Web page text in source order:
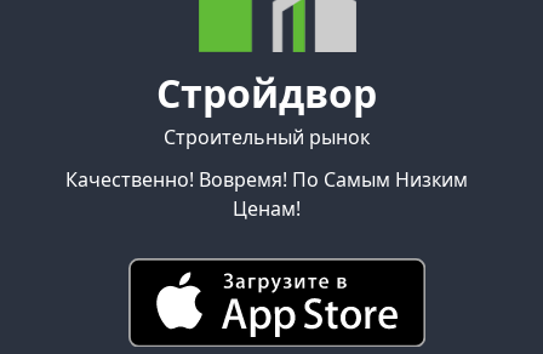
Стройдвор
Строительный рынок
Качественно! Вовремя! По Самым Низким
Ценам!